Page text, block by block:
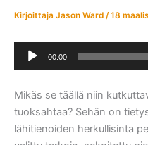
Kirjoittaja Jason Ward /18
Äänitoistin
00:00
Mikäs se täällä niin
tuoksahtaa? Sehän on
lähitienoiden herkullisinta